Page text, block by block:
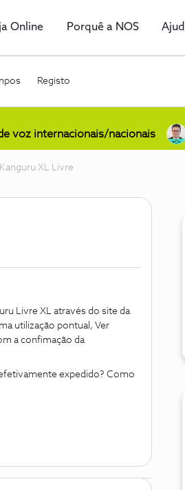
Online Porquê a NOS
Registo
voz internacionais/nacionais
XL Livre
Livre XL através do site da
utilização pontual, Ver
a confimação da
expedido? Como